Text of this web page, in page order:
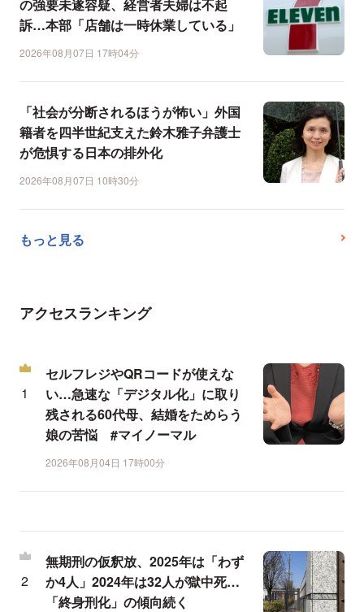
の強要未遂容疑、経営者夫婦は不起
訴…本部「店舗は一時休業している」
2026年08月07日 17時04分
「社会が分断されるほうが怖い」外国
籍者を四半世紀支えた鈴木雅子弁護士
が危惧する日本の排外化
2026年08月07日 10時30分
もっと見る
アクセスランキング
セルフレジやQRコードが使えな
い…急速な「デジタル化」に取り
残される60代母、結婚をためらう
娘の苦悩 #マイノーマル
2026年08月04日 17時00分
無期刑の仮釈放、2025年は「わず
か4人」2024年は32人が獄中死…
「終身刑化」の傾向続く